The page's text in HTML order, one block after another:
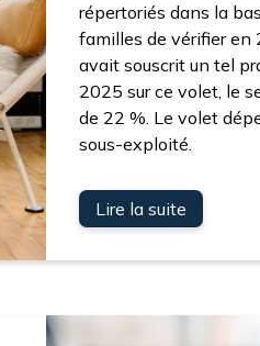
répertoriés dans la
familles de vérifier en
avait souscrit un tel
2025 sur ce volet, le
de 22 %. Le volet
sous-exploité.
Lire la suite